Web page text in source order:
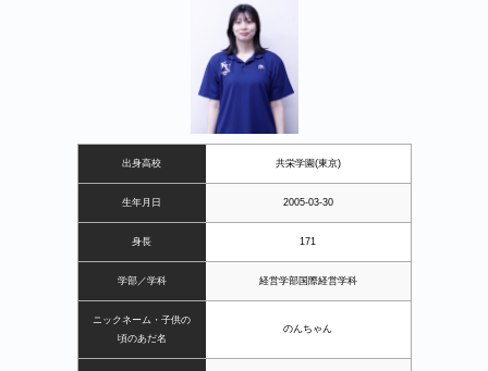
出身高校 共栄学園(東京)
生年月日 2005-03-30
身長 171
学部／学科 経営学部国際経営学科
ニックネーム・子供の
頃のあだ名
のんちゃん